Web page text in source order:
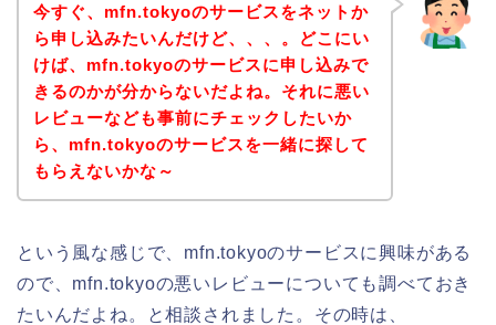
今すぐ、mfn.tokyoのサービスをネットか
ら申し込みたいんだけど、、、。どこにい
けば、mfn.tokyoのサービスに申し込みで
きるのかが分からないだよね。それに悪い
レビューなども事前にチェックしたいか
ら、mfn.tokyoのサービスを一緒に探して
もらえないかな～
という風な感じで、mfn.tokyoのサービスに興味がある
ので、mfn.tokyoの悪いレビューについても調べておき
たいんだよね。と相談されました。その時は、